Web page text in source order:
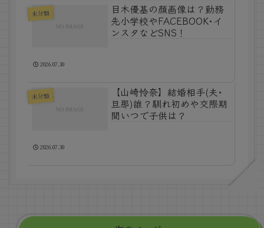
未分類
目木優基の顔画像は？勤務
先小学校やFACEBOOK･イ
ンスタなどSNS！
2026.07.30
未分類
【山崎怜奈】結婚相手(夫･
旦那)誰？馴れ初めや交際期
間いつで子供は？
2026.07.30